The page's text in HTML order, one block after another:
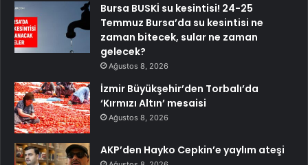
Bursa BUSKİ su kesintisi! 24-25
Temmuz Bursa’da su kesintisi ne
zaman bitecek, sular ne zaman
gelecek?
Ağustos 8, 2026
İzmir Büyükşehir’den Torbalı’da
‘Kırmızı Altın’ mesaisi
Ağustos 8, 2026
AKP’den Hayko Cepkin’e yaylım ateşi